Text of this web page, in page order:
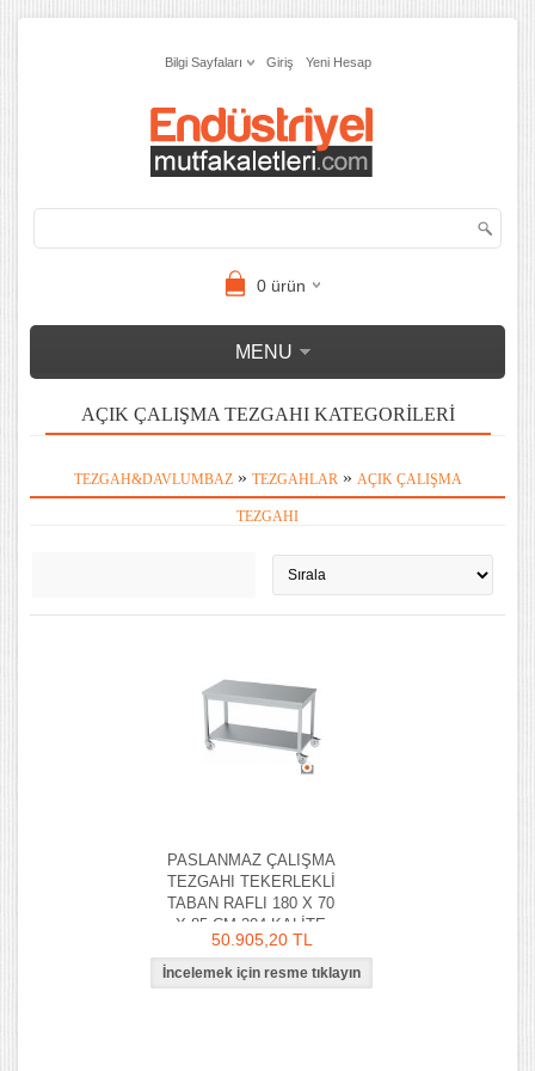
Bilgi Sayfaları Giriş Yeni Hesap
0ürün
MENU
AÇIK ÇALIŞMA TEZGAHI KATEGORILERI
TEZGAH&DAVLUMBAZ» TEZGAHLAR » AÇIK ÇALIŞMA
TEZGAHI
PASLANMAZ ÇALIŞMA
TEZGAHI TEKERLEKLİ
TABAN RAFLI 180 X 70
X 85 CM 304 KALİTE
50.905,20 TL